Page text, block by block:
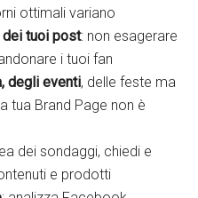
ottimali variano
tuoi post: non esagerare
i tuoi fan
degli eventi, delle feste ma
tua Brand Page non è
dei sondaggi, chiedi e
e prodotti